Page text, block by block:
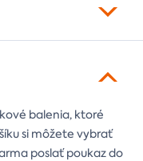
balenia, ktoré
si môžete vybrať
poslať poukaz do